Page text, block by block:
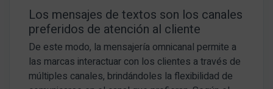
Los mensajes de textos son los canales
preferidos de atención al cliente
De este modo, la mensajería omnicanal permite a
las marcas interactuar con los clientes a través de
múltiples canales, brindándoles la flexibilidad de